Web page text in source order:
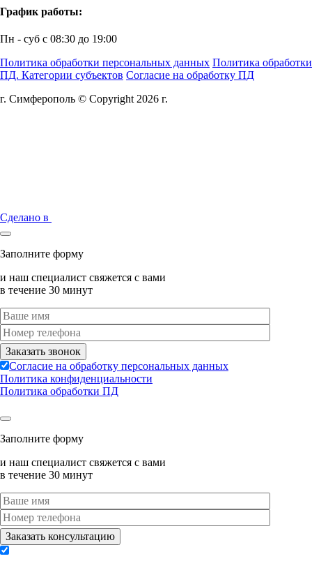
График работы:
Пн - суб с 08:30 до 19:00
Политика обработки персональных данных Политика обработки
ПД. Категории субъектов Согласие на обработку ПД
г. Симферополь © Copyright 2026 г.
Сделано в
Заполните форму
и наш специалист свяжется с вами
в течение 30 минут
Согласие на обработку персональных данных
Политика конфиденциальности
Политика обработки ПД
Заполните форму
и наш специалист свяжется с вами
в течение 30 минут